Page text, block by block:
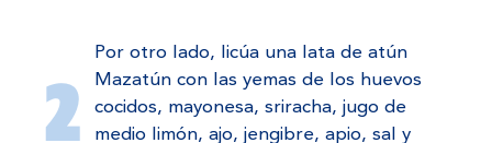
Por otro lado, licúa una lata de atún
Mazatún con las yemas de los huevos
cocidos, mayonesa, sriracha, jugo de
medio limón, ajo, jengibre, apio, sal y